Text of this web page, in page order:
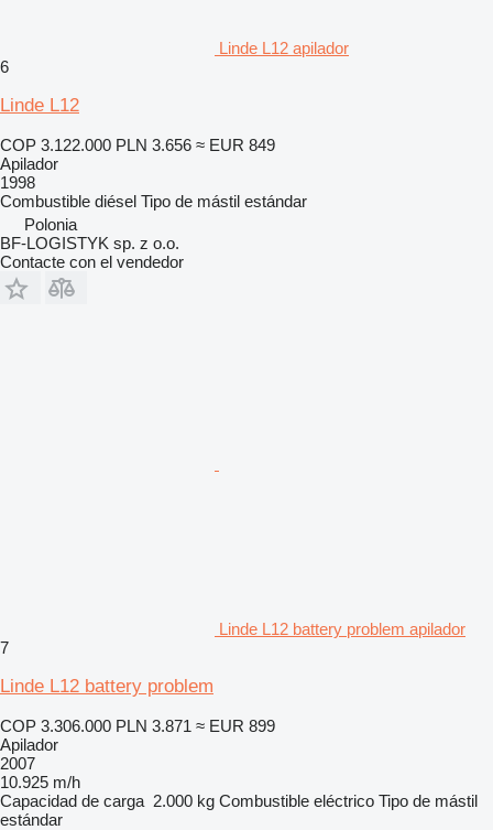
Linde L12 apilador
6
Linde L12
COP 3.122.000 PLN 3.656 ≈ EUR 849
Apilador
1998
Combustible diésel Tipo de mástil estándar
Polonia
BF-LOGISTYK sp. z o.o.
Contacte con el vendedor
Linde L12 battery problem apilador
7
Linde L12 battery problem
COP 3.306.000 PLN 3.871 ≈ EUR 899
Apilador
2007
10.925 m/h
Capacidad de carga 2.000 kg Combustible eléctrico Tipo de mástil
estándar